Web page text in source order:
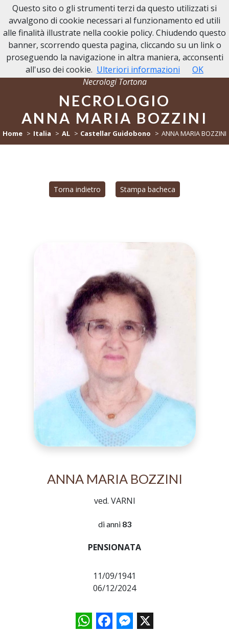
NECROLOGI TORTONA
Necrologi Tortona
NECROLOGIO
ANNA MARIA BOZZINI
Home Italia AL Castellar Guidobono ANNA MARIA BOZZINI
Torna indietro Stampa bacheca
ANNA MARIA BOZZINI
ved. VARNI
di anni 83
PENSIONATA
11/09/1941
06/12/2024
WhatsAppFacebookMessenger
X
Questo sito o gli strumenti terzi da questo utilizzati si
avvalgono di cookie necessari al funzionamento ed utili
alle finalità illustrate nella cookie policy. Chiudendo questo
banner, scorrendo questa pagina, cliccando su un link o
proseguendo la navigazione in altra maniera, acconsenti
all'uso dei cookie. Ulteriori informazioni OK